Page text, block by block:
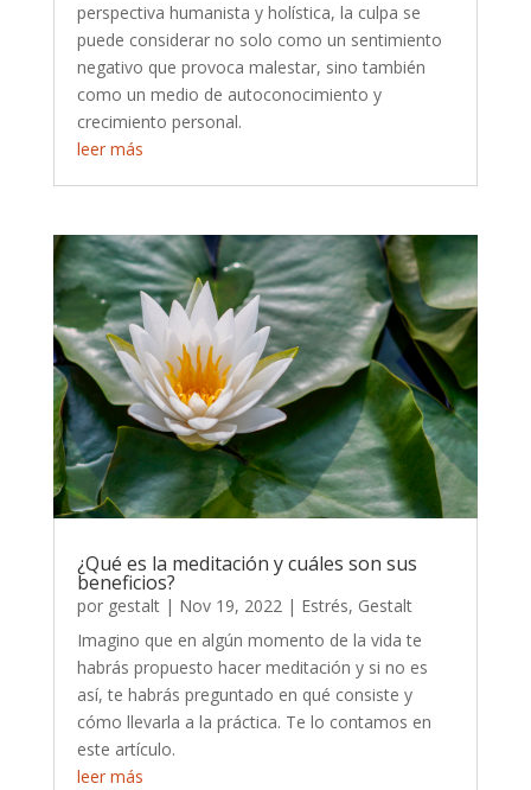
perspectiva humanista y holística, la culpa se
puede considerar no solo como un sentimiento
negativo que provoca malestar, sino también
como un medio de autoconocimiento y
crecimiento personal.
leer más
¿Qué es la meditación y cuáles son sus
beneficios?
por gestalt| Nov 19, 2022| Estrés, Gestalt
Imagino que en algún momento de la vida te
habrás propuesto hacer meditación y si no es
así, te habrás preguntado en qué consiste y
cómo llevarla a la práctica. Te lo contamos en
este artículo.
leer más